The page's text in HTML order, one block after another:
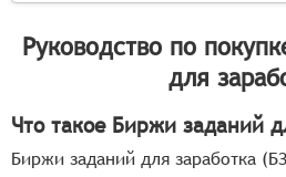
Руководство по
для
Что такое Биржи заданий
Биржи заданий для заработка